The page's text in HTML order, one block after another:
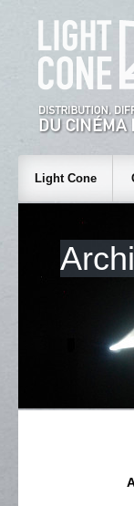
Light Cone